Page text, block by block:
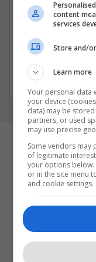
Solace
Manager
Prishtinë
content
services
Store and/
Learn more
Your personal data
your device
data) may be
partners, or used
may use precise
Some vendors may
of legitimate
your options
or in the site menu
and cookie settings.